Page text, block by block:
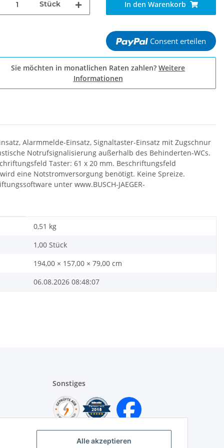
Alle akzeptieren
Stück In den Warenkorb
Consent erteilen
Sie möchten in monatlichen Raten zahlen? Weitere
Informationen
Alarmmelde-Einsatz, Signaltaster-Einsatz mit Zugschnur
Notrufsignalisierung außerhalb des Behinderten-WCs.
Taster: 61 x 20 mm. Beschriftungsfeld
eine Notstromversorgung benötigt. Keine Spreize.
unter www.BUSCH-JAEGER-
0,51 kg
1,00 Stück
194,00 × 157,00 × 79,00 cm
06.08.2026 08:48:07
Sonstiges